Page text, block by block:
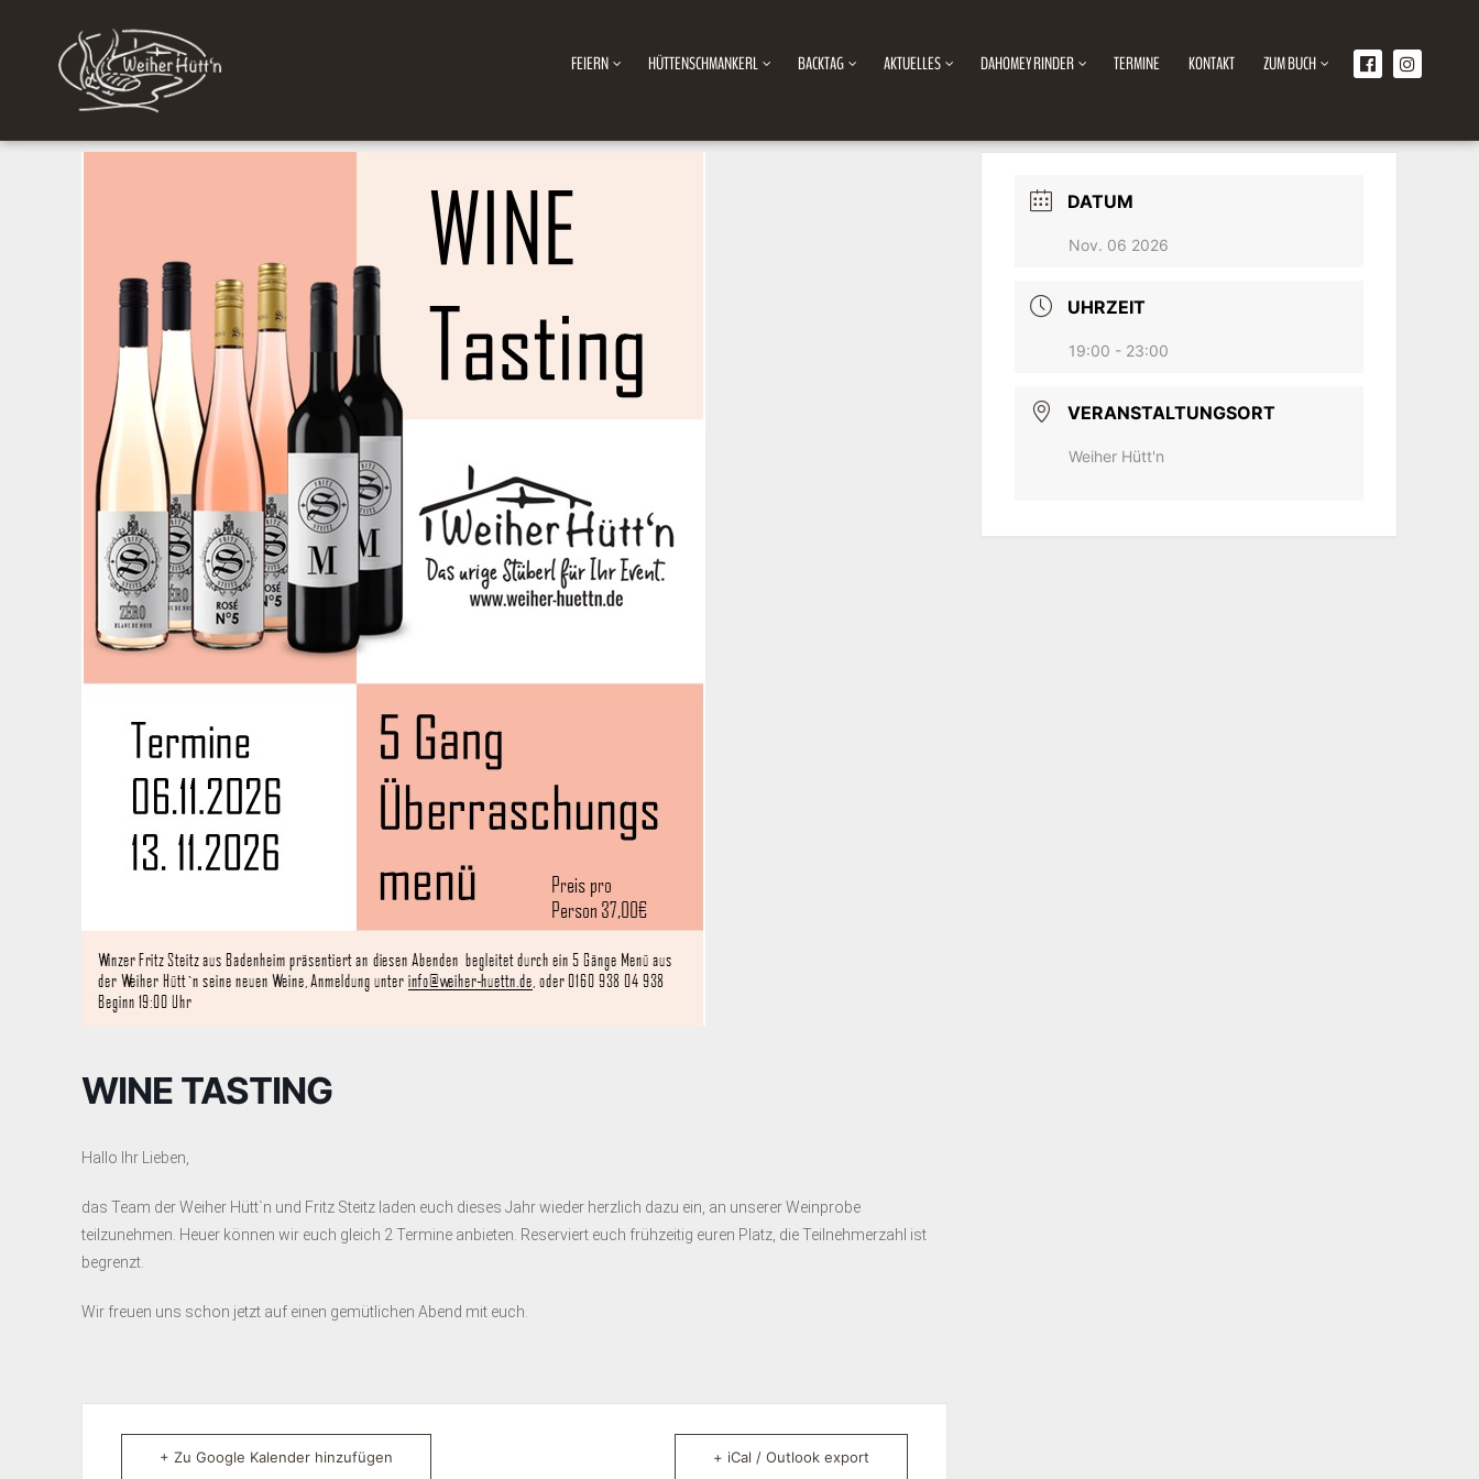
FEIERN HÜTTENSCHMANKERL BACKTAG AKTUELLES DAHOMEY RINDER TERMINE KONTAKT ZUM BUCH
WINE TASTING
Hallo Ihr Lieben,
das Team der Weiher Hütt`n und Fritz Steitz laden euch dieses Jahr wieder herzlich dazu ein, an unserer Weinprobe
teilzunehmen. Heuer können wir euch gleich 2 Termine anbieten. Reserviert euch frühzeitig euren Platz, die Teilnehmerzahl ist
begrenzt.
Wir freuen uns schon jetzt auf einen gemütlichen Abend mit euch.
+ Zu Google Kalender hinzufügen + iCal / Outlook export
DATUM
Nov. 06 2026
UHRZEIT
19:00 - 23:00
VERANSTALTUNGSORT
Weiher Hütt'n